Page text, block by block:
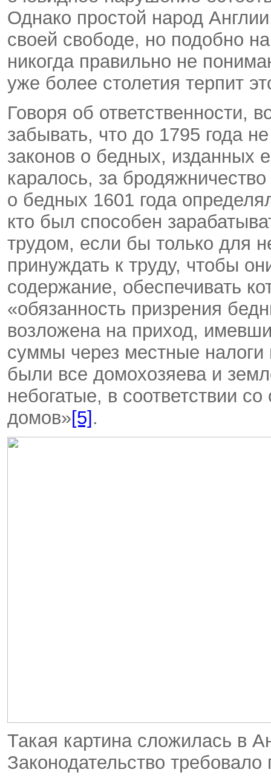
Однако простой народ
своей свободе, но подобно
никогда правильно не
уже более столетия терпит
Говоря об ответственности,
забывать, что до 1795 года
законов о бедных, изданных
каралось, за
о бедных 1601 года
кто был способен
трудом, если бы только для
принуждать к труду, чтобы
содержание, обеспечивать
«обязанность призрения
возложена на приход,
суммы через местные
были все домохозяева и
небогатые, в соответствии
домов»[5] .
Такая картина сложилась в
Законодательство